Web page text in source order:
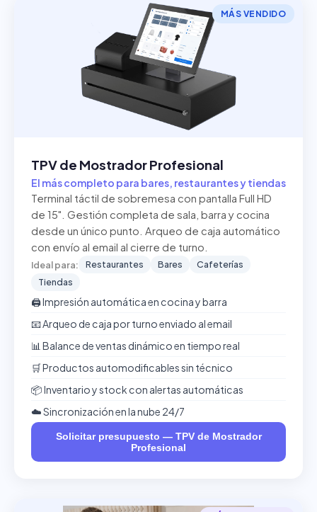
MÁS VENDIDO
TPV de Mostrador Profesional
El más completo para bares, restaurantes y tiendas
Terminal táctil de sobremesa con pantalla Full HD
de 15". Gestión completa de sala, barra y cocina
desde un único punto. Arqueo de caja automático
con envío al email al cierre de turno.
Ideal para: Restaurantes Bares
Cafeterías
Tiendas
🖨️ Impresión automática en cocina y barra
📧 Arqueo de caja por turno enviado al email
📊 Balance de ventas dinámico en tiempo real
🛒 Productos automodificables sin técnico
📦 Inventario y stock con alertas automáticas
☁️ Sincronización en la nube 24/7
Solicitar presupuesto — TPV de Mostrador
Profesional